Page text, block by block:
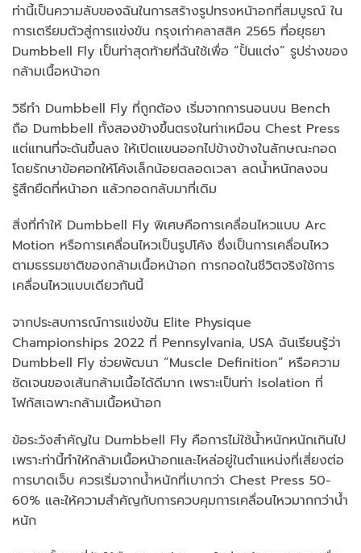
ท่านี้เป็นความลับของฉันในการสร้างรูปทรงหน้าอกที่สมบูรณ์ ใน
การเตรียมตัวสู่การแข่งขัน กรุงเก่าคลาสสิค 2565 ที่อยุธยา
Dumbbell Fly เป็นท่าสุดท้ายที่ฉันใช้เพื่อ “ปั้นแต่ง” รูปร่างของ
กล้ามเนื้อหน้าอก
วิธีทำ Dumbbell Fly ที่ถูกต้อง เริ่มจากการนอนบน Bench
ถือ Dumbbell ทั้งสองข้างขึ้นตรงในท่าเหมือน Chest Press
แต่แทนที่จะดันขึ้นลง ให้เปิดแขนออกไปข้างข้างในลักษณะกอด
โดยรักษาข้อศอกให้โค้งเล็กน้อยตลอดเวลา ลดน้ำหนักลงจน
รู้สึกยืดที่หน้าอก แล้วกอดกลับมาที่เดิม
สิ่งที่ทำให้ Dumbbell Fly พิเศษคือการเคลื่อนไหวแบบ Arc
Motion หรือการเคลื่อนไหวเป็นรูปโค้ง ซึ่งเป็นการเคลื่อนไหว
ตามธรรมชาติของกล้ามเนื้อหน้าอก การกอดในชีวิตจริงใช้การ
เคลื่อนไหวแบบเดียวกันนี้
จากประสบการณ์การแข่งขัน Elite Physique
Championships 2022 ที่ Pennsylvania, USA ฉันเรียนรู้ว่า
Dumbbell Fly ช่วยพัฒนา “Muscle Definition” หรือความ
ชัดเจนของเส้นกล้ามเนื้อได้ดีมาก เพราะเป็นท่า Isolation ที่
โฟกัสเฉพาะกล้ามเนื้อหน้าอก
ข้อระวังสำคัญใน Dumbbell Fly คือการไม่ใช้น้ำหนักหนักเกินไป
เพราะท่านี้ทำให้กล้ามเนื้อหน้าอกและไหล่อยู่ในตำแหน่งที่เสี่ยงต่อ
การบาดเจ็บ ควรเริ่มจากน้ำหนักที่เบากว่า Chest Press 50-
60% และให้ความสำคัญกับการควบคุมการเคลื่อนไหวมากกว่าน้ำ
หนัก